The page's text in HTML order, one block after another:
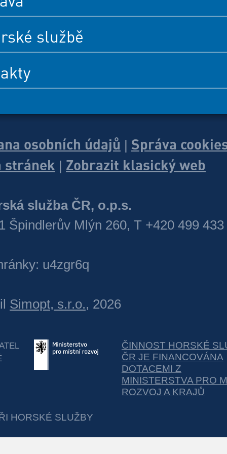
službě
osobních údajů Správa
stránek Zobrazit klasický web
služba ČR, o.p.s.
Špindlerův Mlýn 260, T +420 499 433
u4zgr6q
Simopt, s.r.o., 2026
ČINNOST HORSKÉ
ČR JE FINANCOVÁNA
DOTACEMI Z
MINISTERSTVA PRO
ROZVOJ A KRAJŮ
HORSKÉ SLUŽBY